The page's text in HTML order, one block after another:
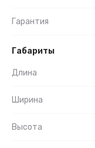
Гарантия
Габариты
Длина
Ширина
Высота